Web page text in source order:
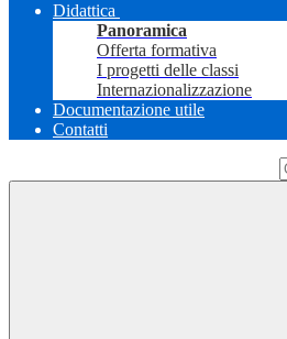
Didattica
Panoramica
Offerta formativa
I progetti delle classi
Internazionalizzazione
Documentazione utile
Contatti